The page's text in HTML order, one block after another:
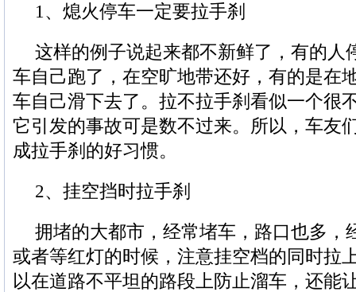
1、熄火停车一定要拉手刹
这样的例子说起来都不新鲜了，有的人
车自己跑了，在空旷地带还好，有的是在
车自己滑下去了。拉不拉手刹看似一个很
它引发的事故可是数不过来。所以，车友
成拉手刹的好习惯。
2、挂空挡时拉手刹
拥堵的大都市，经常堵车，路口也多，
或者等红灯的时候，注意挂空档的同时拉
以在道路不平坦的路段上防止溜车，还能